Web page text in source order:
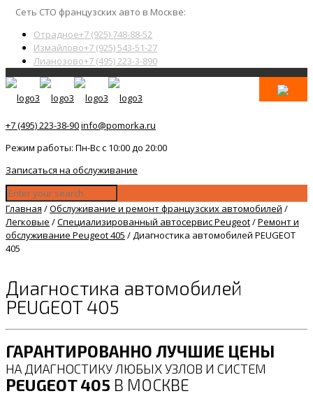
Сеть СТО французских авто в Москве:
Отрадное+7 (925) 748-88-52
Измайлово+7 (925) 543-51-27
Лианозово+7 (495) 223-3-890
+7 (495) 223-38-90info@pomorka.ru
Режим работы: Пн-Вс с 10:00 до 20:00
Записаться на обслуживание
Главная /Обслуживание и ремонт французских автомобилей /
Легковые /Специализированный автосервис Peugeot/Ремонт и
обслуживание Peugeot 405 /Диагностика автомобилей PEUGEOT
405
Диагностика автомобилей
PEUGEOT 405
ГАРАНТИРОВАННО ЛУЧШИЕ ЦЕНЫ
НА ДИАГНОСТИКУ ЛЮБЫХ УЗЛОВ И СИСТЕМ
PEUGEOT 405 В МОСКВЕ